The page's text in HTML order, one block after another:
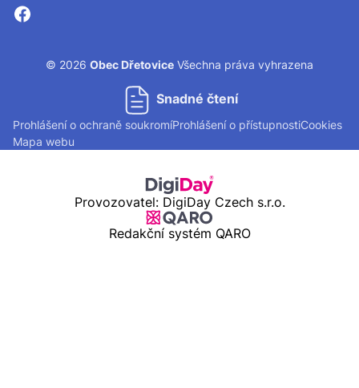
© 2026 Obec Dřetovice Všechna práva vyhrazena
Snadné čtení
Prohlášení o ochraně soukromíProhlášení o přístupnostiCookies
Mapa webu
Provozovatel: DigiDay Czech s.r.o.
Redakční systém QARO